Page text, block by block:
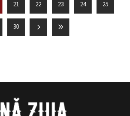
21 22 23 24 25
30